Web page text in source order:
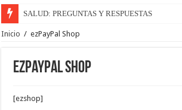
SALUD: PREGUNTAS Y RESPUESTAS
Inicio / ezPayPal Shop
ezPayPal Shop
[ezshop]